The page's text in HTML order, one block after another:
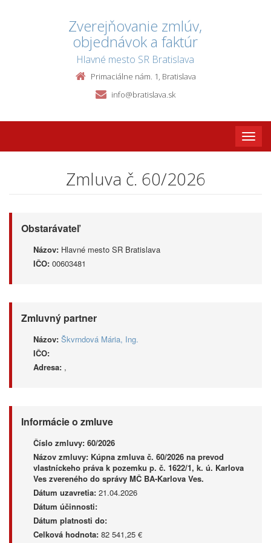
Zverejňovanie zmlúv,
objednávok a faktúr
Hlavné mesto SR Bratislava
Primaciálne nám. 1, Bratislava
info@bratislava.sk
Toggle
Zmluva č. 60/2026
Obstarávateľ
Názov: Hlavné mesto SR Bratislava
IČO: 00603481
Zmluvný partner
Názov: Škvrndová Mária, Ing.
IČO:
Adresa: ,
Informácie o zmluve
Číslo zmluvy: 60/2026
Názov zmluvy: Kúpna zmluva č. 60/2026 na prevod
vlastníckeho práva k pozemku p. č. 1622/1, k. ú. Karlova
Ves zvereného do správy MČ BA-Karlova Ves.
Dátum uzavretia: 21.04.2026
Dátum účinnosti:
Dátum platnosti do:
Celková hodnota: 82 541,25 €